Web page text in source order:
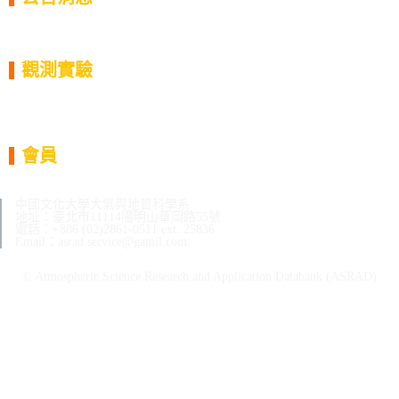
觀測實驗
會員